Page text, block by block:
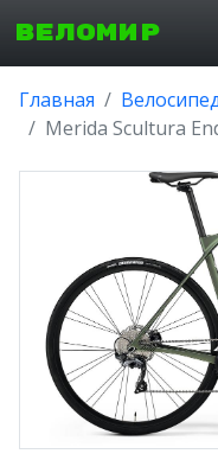
ВЕЛОМИР
Главная
Merida Scultura